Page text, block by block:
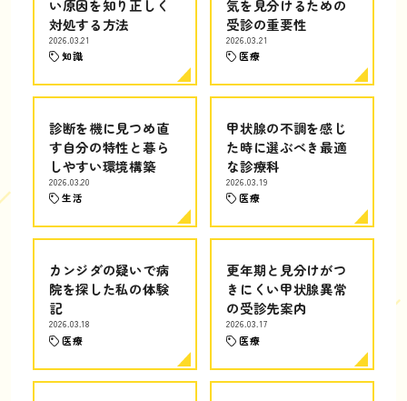
い原因を知り正しく
対処する方法
2026.03.21
知識
気を見分けるための
受診の重要性
2026.03.21
医療
診断を機に見つめ直
す自分の特性と暮ら
しやすい環境構築
2026.03.20
生活
甲状腺の不調を感じ
た時に選ぶべき最適
な診療科
2026.03.19
医療
カンジダの疑いで病
院を探した私の体験
記
2026.03.18
医療
更年期と見分けがつ
きにくい甲状腺異常
の受診先案内
2026.03.17
医療